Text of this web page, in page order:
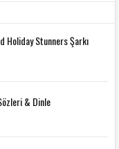
Holiday Stunners Şarkı
& Dinle